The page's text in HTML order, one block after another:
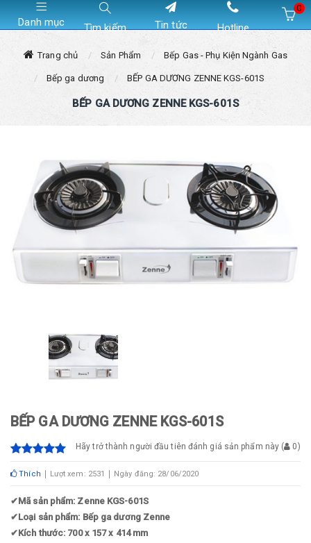
Danh mục Tìm kiếm Tin tức Hotline
0
Trang chủ Sản Phẩm Bếp Gas - Phụ Kiện Ngành Gas
Bếp ga dương BẾP GA DƯƠNG ZENNE KGS-601S
BẾP GA DƯƠNG ZENNE KGS-601S
BẾP GA DƯƠNG ZENNE KGS-601S
Hãy trở thành người đầu tiên đánh giá sản phẩm này ( 0)
Thích Lượt xem: 2531 Ngày đăng: 28/06/2020
✔Mã sản phẩm: Zenne KGS-601S
✔Loại sản phẩm: Bếp ga dương Zenne
✔Kích thước: 700 x 157 x 414 mm